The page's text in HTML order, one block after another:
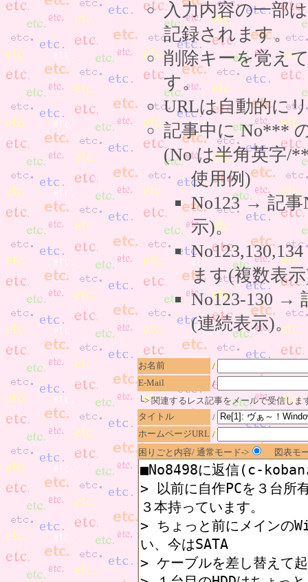
入力内容の一部
記録されます。
削除キーを覚え
す。
URLは自動的に
記事中に No***
(No は半角英字/
使用例)
No123 → 記事
示)。
ます(複数表
No123-130 →
(連続表示)。
お名前
/
E-Mail
/
└> 関連するレス記事をメールで受信しま
タイトル
/
ホームページURL /
困りごと内容/ 通常モード->
図表モ